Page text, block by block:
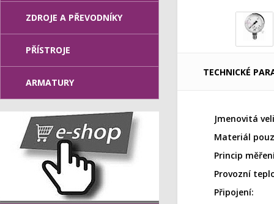
TECHNICKÉ
Jmenovitá
Materiál
Princip
Provozní
Připojení:
ZDROJE A PŘEVODNÍKY
PŘÍSTROJE
ARMATURY